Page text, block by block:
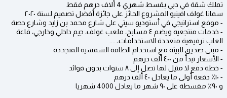
تملك شقة في دبي بقسط شهري 4 ألاف درهم فقط
سمانا غولف افينيو المشروع الحائز على جائزة أفضل تصميم لسنة ٢٠٢٠
- موقع استراتيجي في أستوديو سيتي على شارع محمد بن زايد وشارع حصة
- خدمات منتجعيه ويضم ٤ مسابح، ملعب غولف، جيم داخلي وخارجي، قاعة
العاب ترفيهية متعددة الاستخدامات،.....
- مبنى صديق للبيئة مع استخدام الطاقة الشمسية المتجددة
- الأسعار تبدأ من ٤٠٠ ألف درهم
- خطة دفع لا مثيل لها تصل إلى ٨ سنوات بدون فوائد
- ١٠٪ دفعة أولى ما يعادل ٤٠ ألف درهم
و ٩٠٪ مقسطة على ٩٠ شهر ما يعادل 4000 شهريا